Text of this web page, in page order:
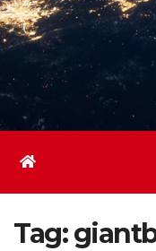
Tag: